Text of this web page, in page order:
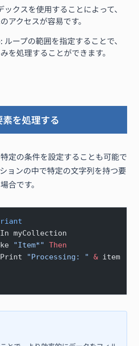
ックスを使用することによって、
アクセスが容易です。
: ループの範囲を指定することで、
を処理することができます。
を処理する
定の条件を設定することも可能で
ョンの中で特定の文字列を持つ要
合です。
In myCollection
"Item*"
Then
"Processing: " & item